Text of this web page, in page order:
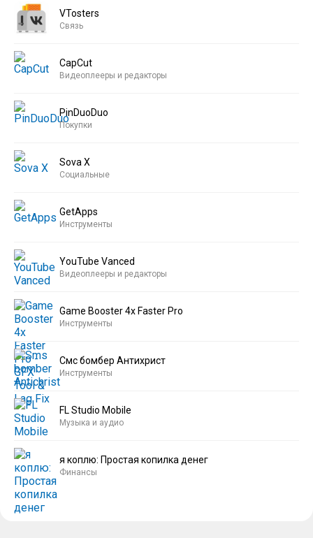
VTosters
Связь
CapCut
Видеоплееры и редакторы
PinDuoDuo
Покупки
Sova X
Социальные
GetApps
Инструменты
YouTube Vanced
Видеоплееры и редакторы
Game Booster 4x Faster Pro
Инструменты
Смс бомбер Антихрист
Инструменты
FL Studio Mobile
Музыка и аудио
я коплю: Простая копилка денег
Финансы